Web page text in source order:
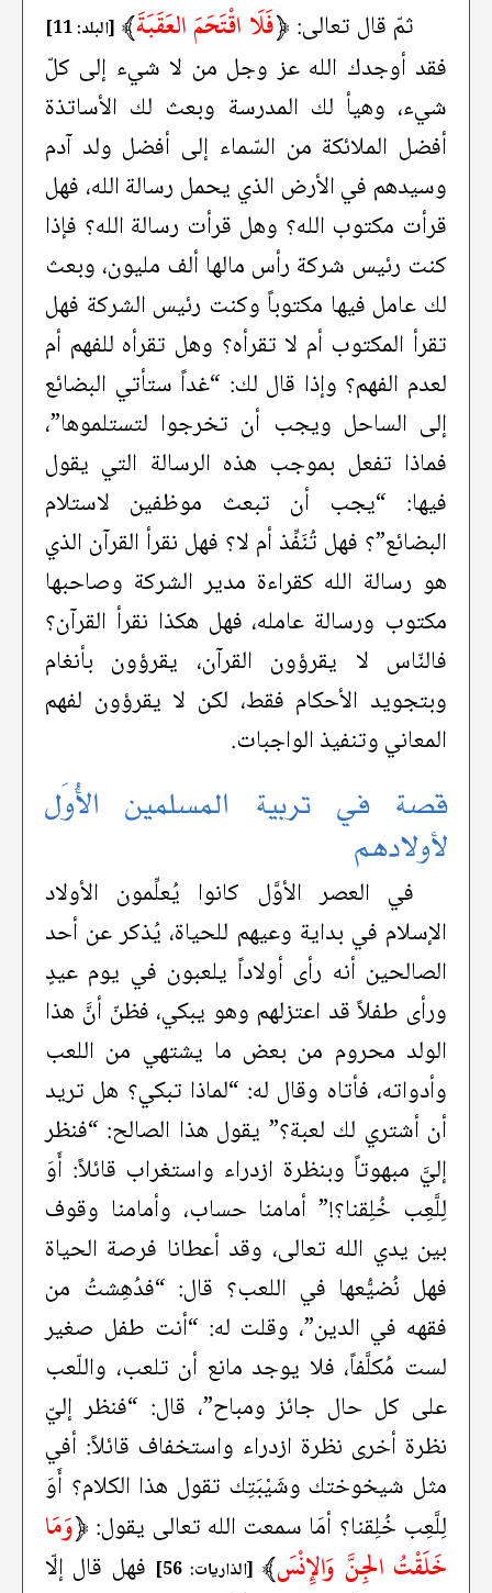
ثمّ قال تعالى: ﴿فَلَا اقْتَحَمَ العَقَبَةَ﴾ [البلد: 11]
فقد أوجدك الله عز وجل من لا شيء إلى كلّ
شيء، وهيأ لك المدرسة وبعث لك الأساتذة
أفضل الملائكة من السّماء إلى أفضل ولد آدم
وسيدهم في الأرض الذي يحمل رسالة الله، فهل
قرأت مكتوب الله؟ وهل قرأت رسالة الله؟ فإذا
كنت رئيس شركة رأس مالها ألف مليون، وبعث
لك عامل فيها مكتوباً وكنت رئيس الشركة فهل
تقرأ المكتوب أم لا تقرأه؟ وهل تقرأه للفهم أم
لعدم الفهم؟ وإذا قال لك: “غداً ستأتي البضائع
إلى الساحل ويجب أن تخرجوا لتستلموها”،
فماذا تفعل بموجب هذه الرسالة التي يقول
فيها: “يجب أن تبعث موظفين لاستلام
البضائع”؟ فهل تُنَفِّذ أم لا؟ فهل نقرأ القرآن الذي
هو رسالة الله كقراءة مدير الشركة وصاحبها
مكتوب ورسالة عامله، فهل هكذا نقرأ القرآن؟
فالنّاس لا يقرؤون القرآن، يقرؤون بأنغام
وبتجويد الأحكام فقط، لكن لا يقرؤون لفهم
المعاني وتنفيذ الواجبات.
قصة في تربية المسلمين الأُوَل
لأولادهم
في العصر الأوَّل كانوا يُعلِّمون الأولاد
الإسلام في بداية وعيهم للحياة، يُذكر عن أحد
الصالحين أنه رأى أولاداً يلعبون في يوم عيدٍ
ورأى طفلاً قد اعتزلهم وهو يبكي، فظنّ أنَّ هذا
الولد محروم من بعض ما يشتهي من اللعب
وأدواته، فأتاه وقال له: “لماذا تبكي؟ هل تريد
أن أشتري لك لعبة؟” يقول هذا الصالح: “فنظر
إليَّ مبهوتاً وبنظرة ازدراء واستغراب قائلاً: أَوَ
لِلَّعِب خُلِقنا؟!” أمامنا حساب، وأمامنا وقوف
بين يدي الله تعالى، وقد أعطانا فرصة الحياة
فهل نُضيُّعها في اللعب؟ قال: “فدُهِشتُ من
فقهه في الدين”، وقلت له: “أنت طفل صغير
لست مُكلَّفاً، فلا يوجد مانع أن تلعب، واللّعب
على كل حال جائز ومباح”، قال: “فنظر إليّ
نظرة أخرى نظرة ازدراء واستخفاف قائلاً: أفي
مثل شيخوختك وشَيْبَتِك تقول هذا الكلام؟ أَوَ
لِلَّعِب خُلِقنا؟ أمَا سمعت الله تعالى يقول: ﴿وَمَا
خَلَقْتُ الجِنَّ وَالإِنْسَ﴾ [الذاريات: 56]
فهل قال إلّا